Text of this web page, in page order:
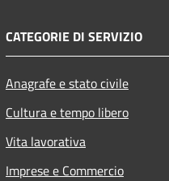
CATEGORIE DI SERVIZIO
Anagrafe e stato civile
Cultura e tempo libero
Vita lavorativa
Imprese e Commercio